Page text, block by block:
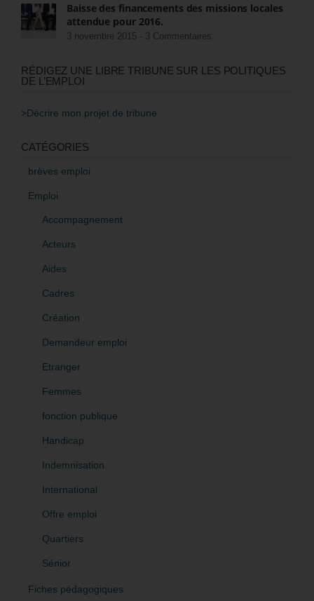
Baisse des financements des missions locales
attendue pour 2016.
3 novembre 2015 - 3 Commentaires
RÉDIGEZ UNE LIBRE TRIBUNE SUR LES POLITIQUES
DE L’EMPLOI
>Décrire mon projet de tribune
CATÉGORIES
brèves emploi
Emploi
Accompagnement
Acteurs
Aides
Cadres
Création
Demandeur emploi
Etranger
Femmes
fonction publique
Handicap
Indemnisation
International
Offre emploi
Quartiers
Sénior
Fiches pédagogiques